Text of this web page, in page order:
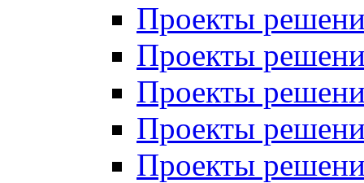
Проекты
Проекты
Проекты
Проекты
Проекты